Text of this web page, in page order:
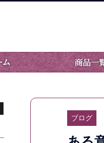
ブログ